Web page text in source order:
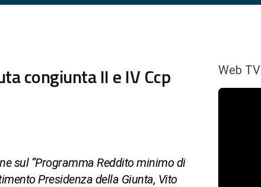
congiunta II e IV Ccp
sul “Programma Reddito minimo di
Presidenza della Giunta, Vito
Web TV